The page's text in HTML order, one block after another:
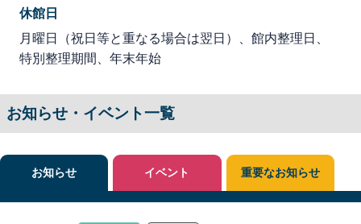
休館日
月曜日（祝日等と重なる場合は翌日）、館内整理日、
特別整理期間、年末年始
お知らせ・イベント一覧
お知らせ イベント 重要なお知らせ